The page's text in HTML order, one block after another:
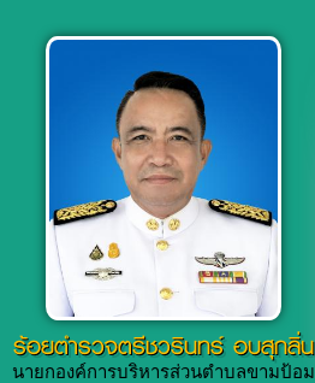
ร้อยตำรวจตรีชวรินทร์ อบสุกลิ่น
นายกองค์การบริหารส่วนตำบลขามป้อม